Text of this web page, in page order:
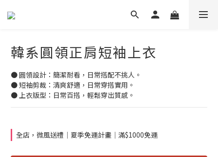
韓系圓領正肩短袖上衣
● 圓領設計：簡潔耐看，日常搭配不挑人。
● 短袖剪裁：清爽舒適，日常穿搭實用。
● 上衣版型：日常百搭，輕鬆穿出質感。
全店，微風送禮｜夏季免運計畫｜滿$1000免運